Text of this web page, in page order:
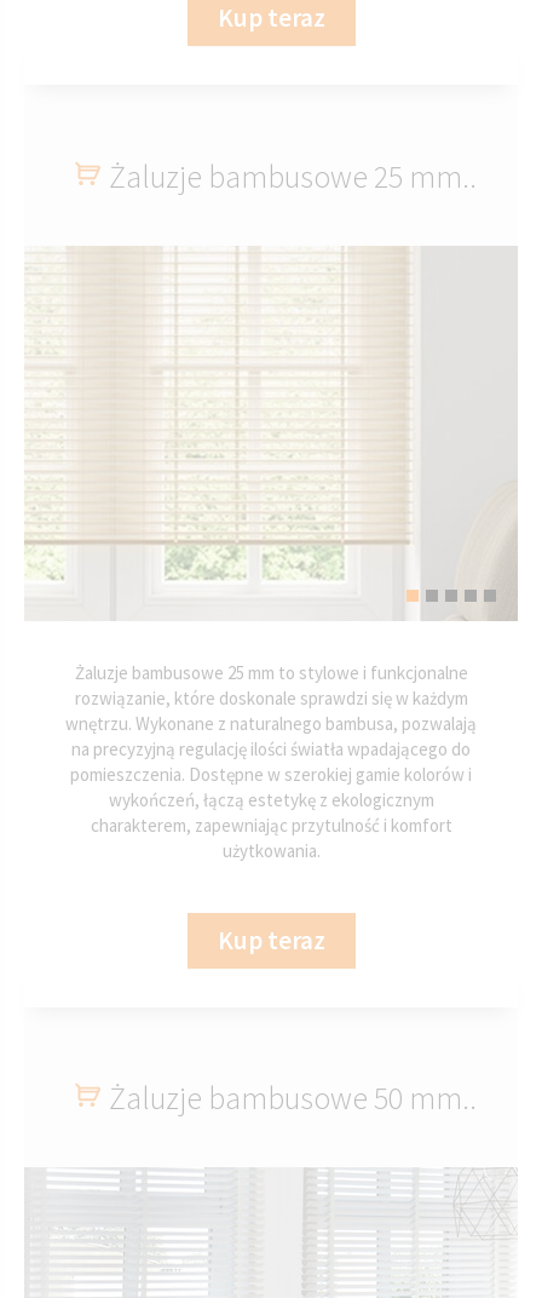
Kup teraz
Żaluzje bambusowe 25 mm..
Żaluzje bambusowe 25 mm to stylowe i funkcjonalne
rozwiązanie, które doskonale sprawdzi się w każdym
wnętrzu. Wykonane z naturalnego bambusa, pozwalają
na precyzyjną regulację ilości światła wpadającego do
pomieszczenia. Dostępne w szerokiej gamie kolorów i
wykończeń, łączą estetykę z ekologicznym
charakterem, zapewniając przytulność i komfort
użytkowania.
Kup teraz
Żaluzje bambusowe 50 mm..